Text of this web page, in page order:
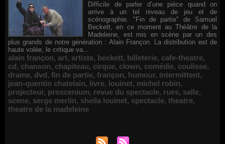
Difficile de parler d’une pièce quand on
arrive à un tel niveau de jeu et de
scénographie. "Fin de partie" de Samuel
Beckett, en ce moment au Théâtre de la
Madeleine, est mis en scène par un des
plus grands de notre génération : Alain Françon. La distribution est de
haute volée, le critique va...
alain françon, art, artiste, beckett, billeterie, cafe-theatre,
cd, chanson, chapiteau, cirque, clown, comédie, coulisse,
drame, dvd, fin de partie, françon, humour, intermittent,
jean-quentin chatelain, livre, louinet, michel robin,
projecteur, proscenium, revue du spectacle, rues, salle,
scene, serge merlin, sheila louinet, spectacle, theatre,
theatre de la madeleine